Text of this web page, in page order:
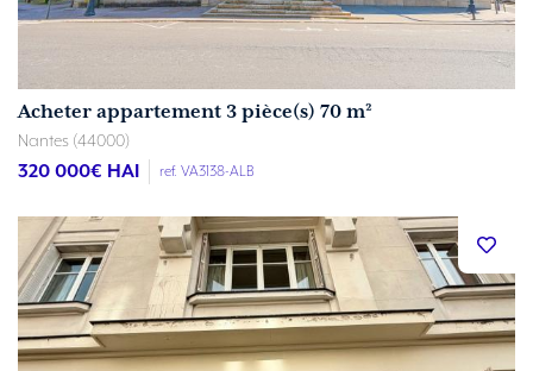
Acheter appartement 3 pièce(s) 70 m²
Nantes (44000)
320 000€ HAI ref. VA3138-ALB